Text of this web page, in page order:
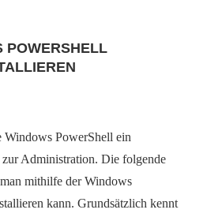
POWERSHELL
PowerShell ein
zur Administration. Die folgende
mithilfe der Windows
kann. Grundsätzlich kennt